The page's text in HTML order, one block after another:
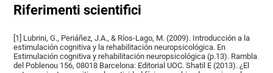
Riferimenti scientifici
[1] Lubrini, G., Periáñez, J.A., & Ríos-Lago, M. (2009). Introducción a la
estimulación cognitiva y la rehabilitación neuropsicológica. En
Estimulación cognitiva y rehabilitación neuropsicológica (p.13). Rambla
del Poblenou 156, 08018 Barcelona: Editorial UOC. Shatil E (2013). ¿El